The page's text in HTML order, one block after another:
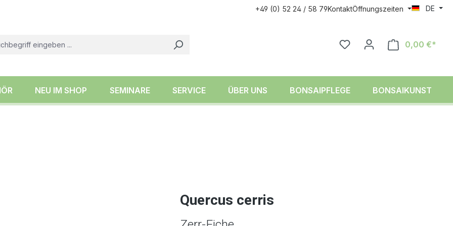
+49 (0) 52 24 / 58 79KontaktÖffnungszeiten DE
0,00 €*
NEU IM SHOP SEMINARE SERVICE ÜBER UNS BONSAIPFLEGE BONSAIKUNST
Quercus cerris